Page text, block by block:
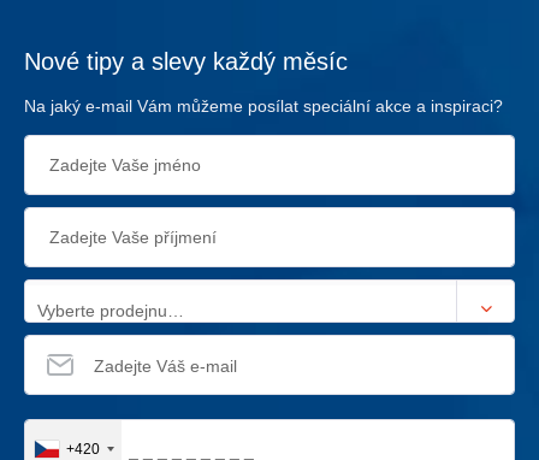
Nové tipy a slevy každý měsíc
Na jaký e-mail Vám můžeme posílat speciální akce a inspiraci?
Vyberte prodejnu…
+420